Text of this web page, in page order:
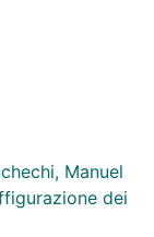
Patinir.
WWF
obras de la
uno más
evidencia
al margen
Manuel
dei